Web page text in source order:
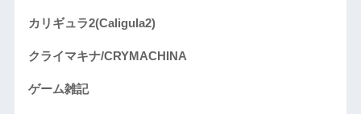
カリギュラ2(Caligula2)
クライマキナ/CRYMACHINA
ゲーム雑記